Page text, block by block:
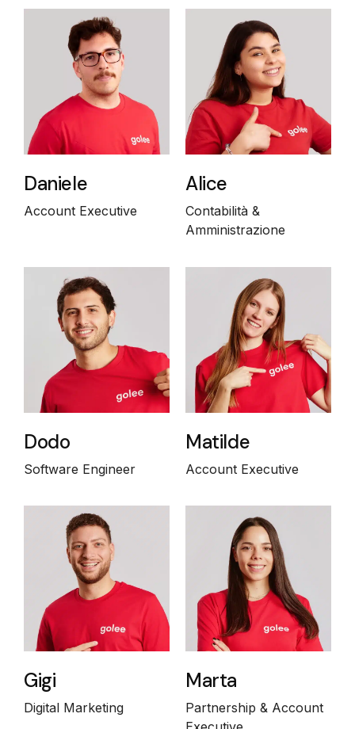
Daniele
Account Executive
Alice
Contabilità &
Amministrazione
Dodo
Software Engineer
Matilde
Account Executive
Gigi
Digital Marketing
Marta
Partnership & Account